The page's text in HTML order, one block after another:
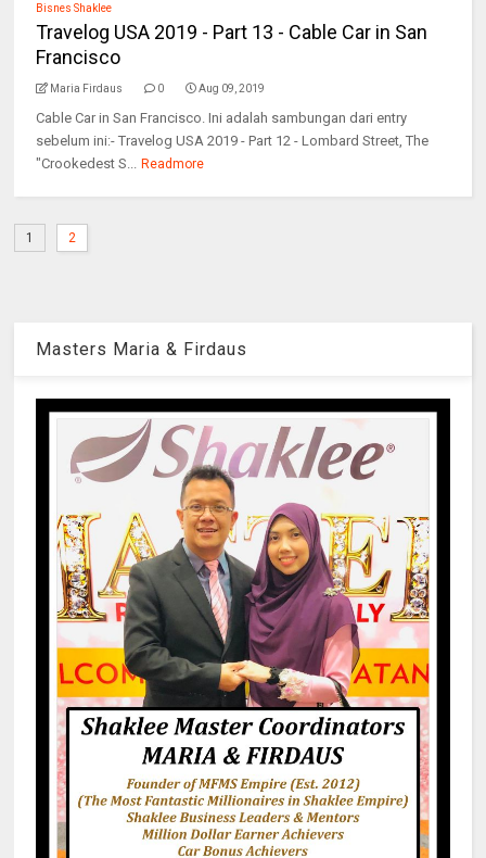
Bisnes Shaklee
Travelog USA 2019 - Part 13 - Cable Car in San
Francisco
Maria Firdaus 0 Aug 09, 2019
Cable Car in San Francisco. Ini adalah sambungan dari entry
sebelum ini:- Travelog USA 2019 - Part 12 - Lombard Street, The
"Crookedest S...
Readmore
1 2
Masters Maria & Firdaus